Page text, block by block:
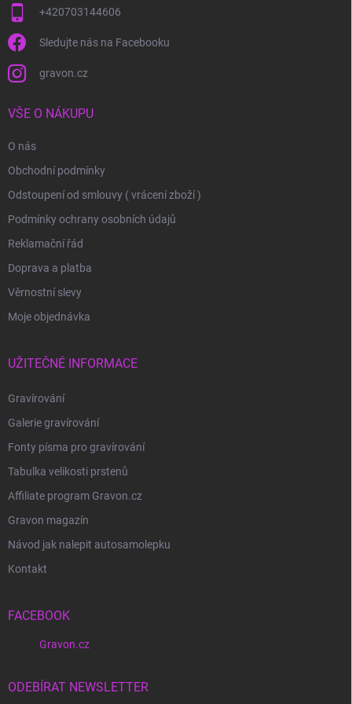
+420703144606
Sledujte nás na Facebooku
gravon.cz
VŠE O NÁKUPU
O nás
Obchodní podmínky
Odstoupení od smlouvy ( vrácení zboží )
Podmínky ochrany osobních údajů
Reklamační řád
Doprava a platba
Věrnostní slevy
Moje objednávka
UŽITEČNÉ INFORMACE
Gravírování
Galerie gravírování
Fonty písma pro gravírování
Tabulka velikosti prstenů
Affiliate program Gravon.cz
Gravon magazín
Návod jak nalepit autosamolepku
Kontakt
FACEBOOK
Gravon.cz
ODEBÍRAT NEWSLETTER